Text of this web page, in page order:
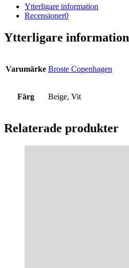
Ytterligare information
Recensioner0
Ytterligare information
Varumärke Broste Copenhagen
Färg Beige, Vit
Relaterade produkter